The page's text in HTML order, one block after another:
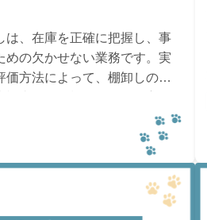
は、在庫を正確に把握し、事
めの欠かせない業務です。実
方法によって、棚卸しの精
事では、棚卸しの進め方、